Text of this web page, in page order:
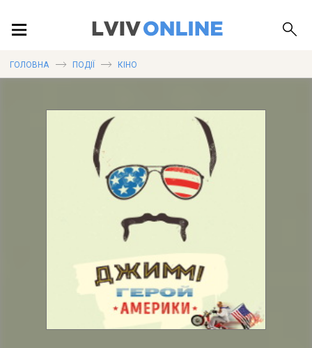
ПУБЛІКАЦІЇ
ГОЛОВНА ПОДІЇ КІНО